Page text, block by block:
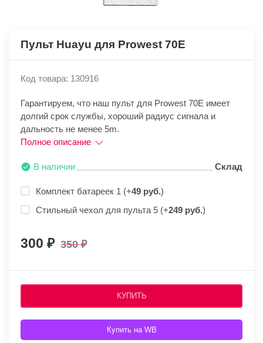
Пульт Huayu для Prowest 70E
Код товара: 130916
Гарантируем, что наш пульт для Prowest 70E имеет
долгий срок службы, хороший радиус сигнала и
дальность не менее 5m.
Полное описание
В наличии Склад
Комплект батареек 1 (+49 руб.)
Стильный чехол для пульта 5 (+249 руб.)
300 350
КУПИТЬ
Купить на WB